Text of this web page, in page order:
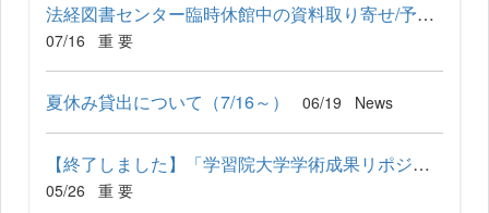
法経図書センター臨時休館中の資料取り寄せ/予約資料受け取りにつ...
07/16 重 要
夏休み貸出について（7/16～） 06/19 News
【終了しました】「学習院大学学術成果リポジトリ」のサービス停...
05/26 重 要